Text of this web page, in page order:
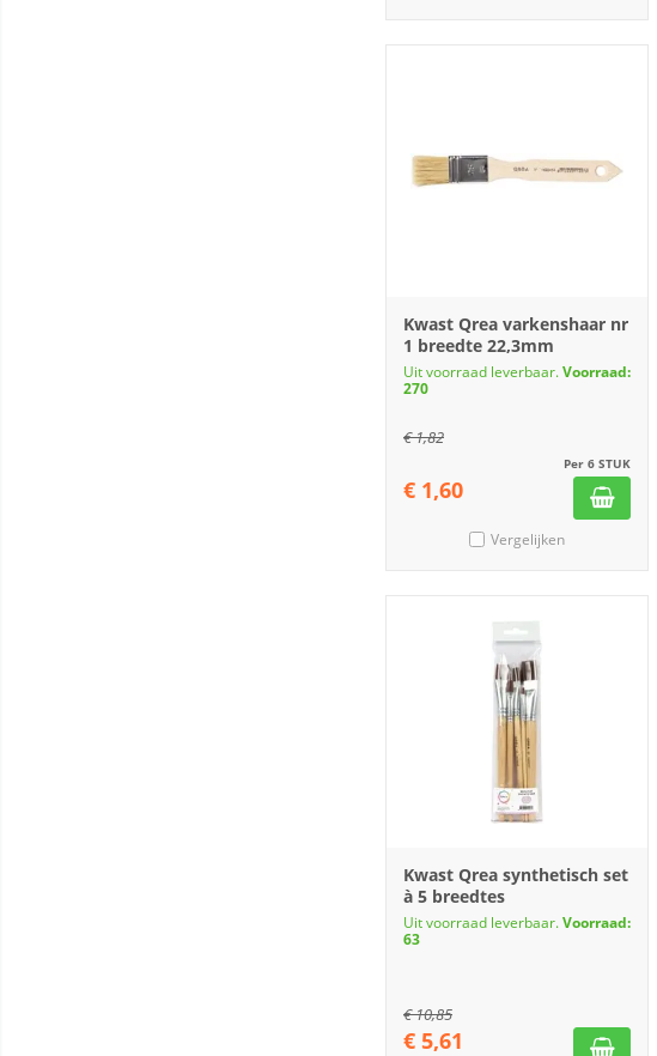
Kwast Qrea varkenshaar nr
1 breedte 22,3mm
Uit voorraad leverbaar.Voorraad:
270
€1,82
Per 6 STUK
€ 1,60
Vergelijken
Kwast Qrea synthetisch set
à 5 breedtes
Uit voorraad leverbaar.Voorraad:
63
€10,85
€ 5,61